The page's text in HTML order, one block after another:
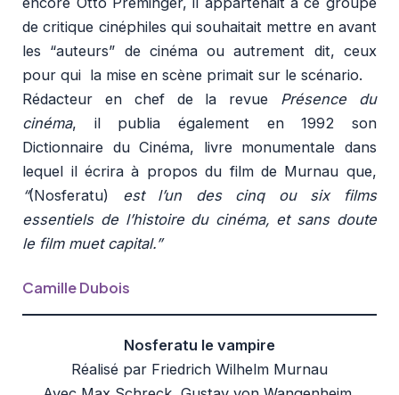
de critique cinéphiles qui souhaitait mettre en avant
les “auteurs” de cinéma ou autrement dit, ceux
pour qui la mise en scène primait sur le scénario.
Rédacteur en chef de la revue Présence du
cinéma, il publia également en 1992 son
Dictionnaire du Cinéma, livre monumentale dans
lequel il écrira à propos du film de Murnau que,
“(Nosferatu) est l’un des cinq ou six films
essentiels de l’histoire du cinéma, et sans doute
le film muet capital.”
Camille Dubois
Nosferatu le vampire
Réalisé par Friedrich Wilhelm Murnau